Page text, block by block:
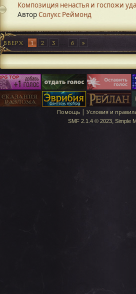
Композиция ненастья и госпожи
АвторСолукс Реймонд
ВВЕРХ 1 2 3 6
Помощь | Условия и
SMF 2.1.4 © 2023, Simple